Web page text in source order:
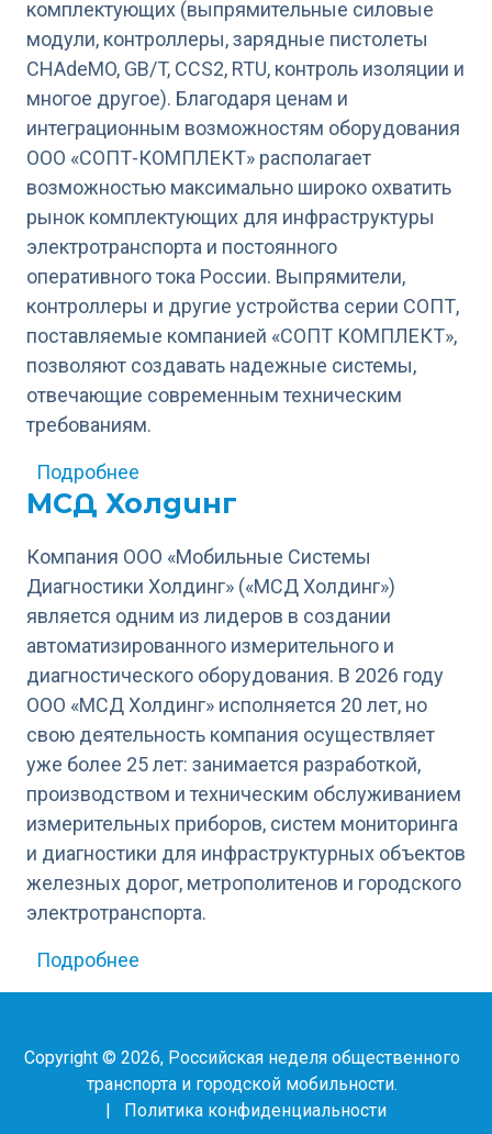
комплектующих (выпрямительные силовые
модули, контроллеры, зарядные пистолеты
CHAdeMO, GB/T, CCS2, RTU, контроль изоляции и
многое другое). Благодаря ценам и
интеграционным возможностям оборудования
ООО «СОПТ-КОМПЛЕКТ» располагает
возможностью максимально широко охватить
рынок комплектующих для инфраструктуры
электротранспорта и постоянного
оперативного тока России. Выпрямители,
контроллеры и другие устройства серии СОПТ,
поставляемые компанией «СОПТ КОМПЛЕКТ»,
позволяют создавать надежные системы,
отвечающие современным техническим
требованиям.
Подробнее
МСД Холдинг
Компания ООО «Мобильные Системы
Диагностики Холдинг» («МСД Холдинг»)
является одним из лидеров в создании
автоматизированного измерительного и
диагностического оборудования. В 2026 году
ООО «МСД Холдинг» исполняется 20 лет, но
свою деятельность компания осуществляет
уже более 25 лет: занимается разработкой,
производством и техническим обслуживанием
измерительных приборов, систем мониторинга
и диагностики для инфраструктурных объектов
железных дорог, метрополитенов и городского
электротранспорта.
Подробнее
Copyright © 2026, Российская неделя общественного
транспорта и городской мобильности.
|
Политика конфиденциальности